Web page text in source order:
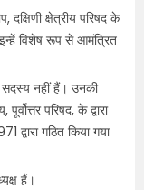
दक्षिणी क्षेत्रीय परिषद के
इन्हें विशेष रूप से आमंत्रित
सदस्य नहीं हैं। उनकी
परिषद, के द्वारा
द्वारा गठित किया गया
हैं।